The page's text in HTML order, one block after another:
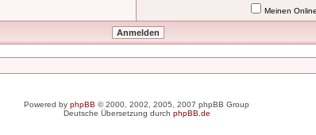
Meinen
Powered by phpBB © 2000, 2002, 2005, 2007 phpBB Group
Deutsche Übersetzung durch phpBB.de